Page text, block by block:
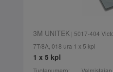
3M UNITEK| 5017-404
7T/8A, 018 ura 1 x 5 kpl
1 x 5 kpl